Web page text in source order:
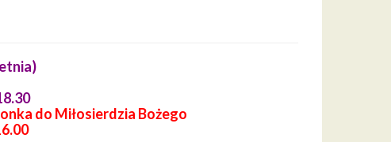
do Miłosierdzia Bożego